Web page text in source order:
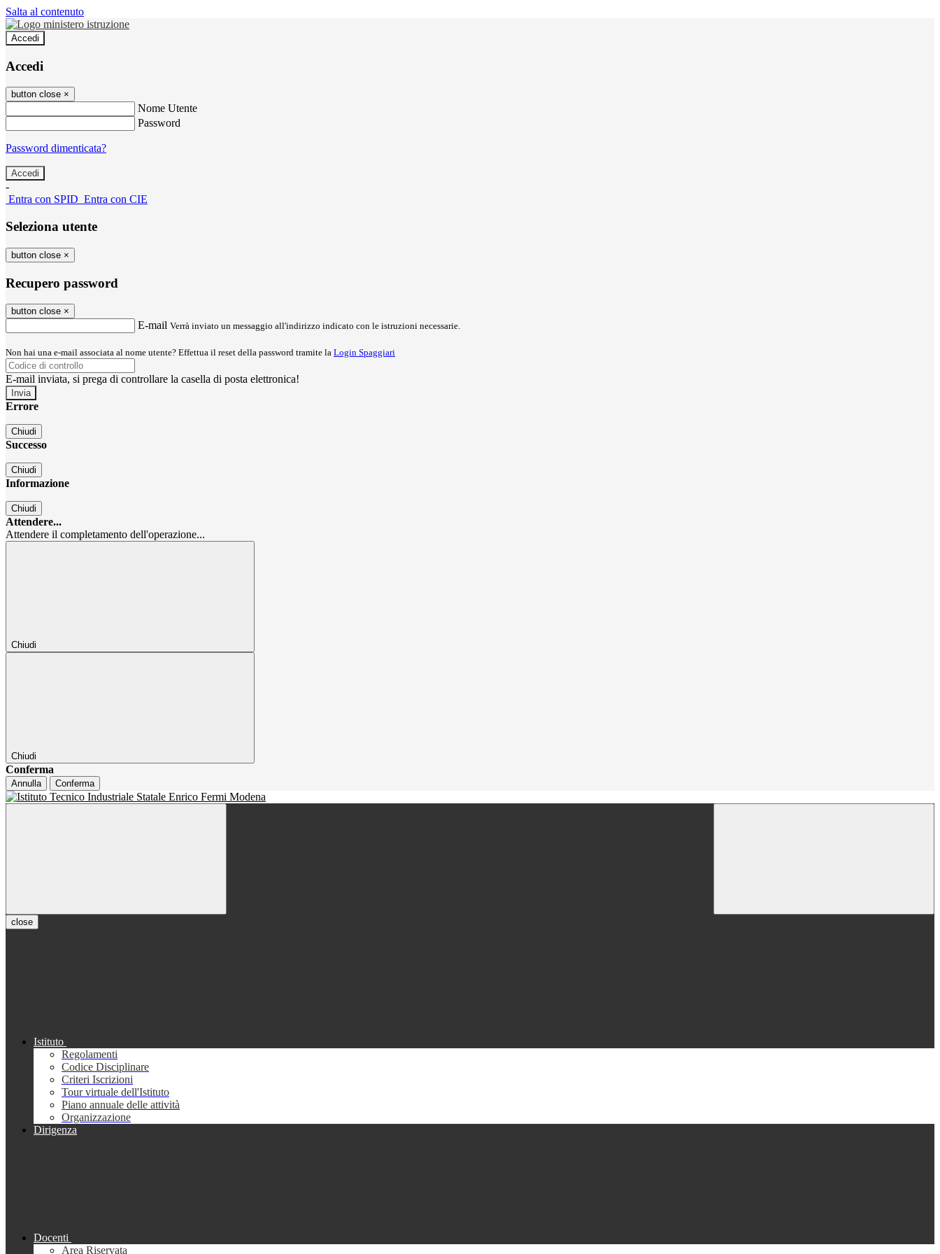
Salta al contenuto
Accedi
Accedi
button close ×
Nome Utente
Password
Password dimenticata?
-
Entra con SPID Entra con CIE
Seleziona utente
button close ×
Recupero password
button close ×
E-mail Verrà inviato un messaggio all'indirizzo indicato con le istruzioni necessarie.
Non hai una e-mail associata al nome utente? Effettua il reset della password tramite la Login Spaggiari
E-mail inviata, si prega di controllare la casella di posta elettronica!
Errore
Chiudi
Successo
Chiudi
Informazione
Chiudi
Attendere...
Attendere il completamento dell'operazione...
Chiudi
Chiudi
Conferma
Annulla Conferma
close
Istituto
Regolamenti
Codice Disciplinare
Criteri Iscrizioni
Tour virtuale dell'Istituto
Piano annuale delle attività
Organizzazione
Dirigenza
Docenti
Area Riservata